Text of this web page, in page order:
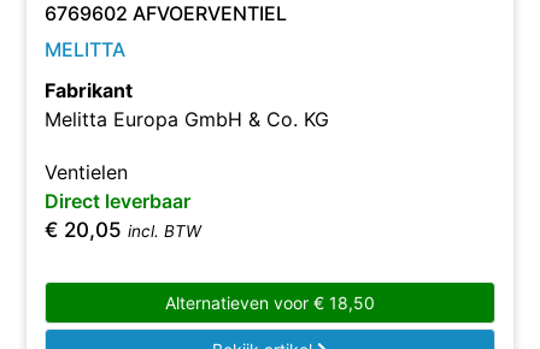
6769602 AFVOERVENTIEL
MELITTA
Fabrikant
Melitta Europa GmbH & Co. KG
Ventielen
Direct leverbaar
€ 20,05 incl. BTW
Alternatieven voor € 18,50